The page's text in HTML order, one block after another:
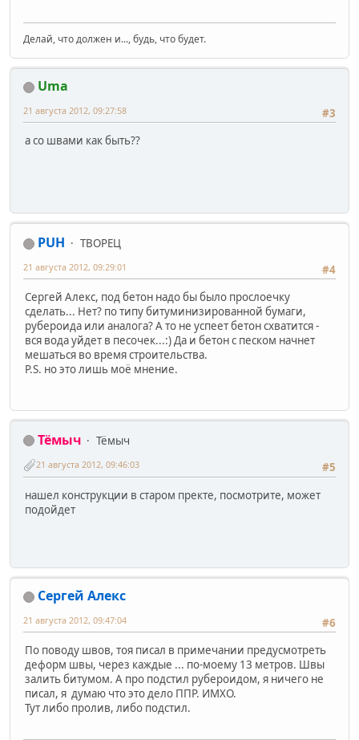
Делай, что должен и..., будь, что будет.
Uma
#3
21 августа 2012, 09:27:58
а со швами как быть??
PUH
ТВОРЕЦ
#4
21 августа 2012, 09:29:01
Сергей Алекс, под бетон надо бы было прослоечку
сделать... Нет? по типу битуминизированной бумаги,
рубероида или аналога? А то не успеет бетон схватится -
вся вода уйдет в песочек...:) Да и бетон с песком начнет
мешаться во время строительства.
P.S. но это лишь моё мнение.
Тёмыч
Тёмыч
#5
21 августа 2012, 09:46:03
нашел конструкции в старом пректе, посмотрите, может
подойдет
Сергей Алекс
#6
21 августа 2012, 09:47:04
По поводу швов, тоя писал в примечании предусмотреть
деформ швы, через каждые ... по-моему 13 метров. Швы
залить битумом. А про подстил рубероидом, я ничего не
писал, я думаю что это дело ППР. ИМХО.
Тут либо пролив, либо подстил.